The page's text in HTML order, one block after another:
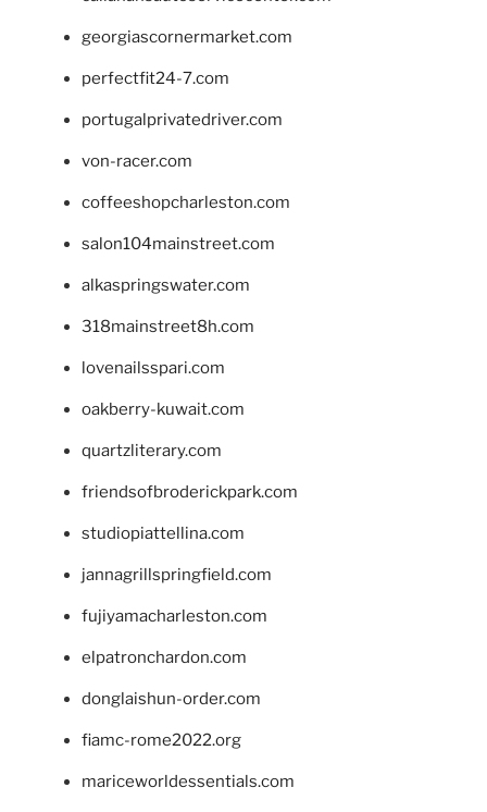
georgiascornermarket.com
perfectfit24-7.com
portugalprivatedriver.com
von-racer.com
coffeeshopcharleston.com
salon104mainstreet.com
alkaspringswater.com
318mainstreet8h.com
lovenailsspari.com
oakberry-kuwait.com
quartzliterary.com
friendsofbroderickpark.com
studiopiattellina.com
jannagrillspringfield.com
fujiyamacharleston.com
elpatronchardon.com
donglaishun-order.com
fiamc-rome2022.org
mariceworldessentials.com